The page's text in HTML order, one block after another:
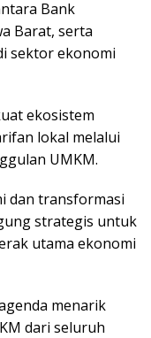
Bank
Barat, serta
sektor ekonomi
ekosistem
lokal melalui
UMKM.
dan transformasi
strategis untuk
utama ekonomi
menarik
dari seluruh